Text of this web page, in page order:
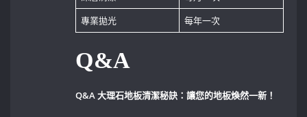
專業拋光
每年一次
Q&A
Q&A 大理石地板清潔秘訣：讓您的地板煥然一新！